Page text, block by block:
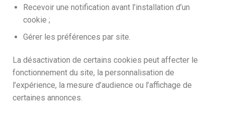
Recevoir une notification avant l’installation d’un
cookie ;
Gérer les préférences par site.
La désactivation de certains cookies peut affecter le
fonctionnement du site, la personnalisation de
l’expérience, la mesure d’audience ou l’affichage de
certaines annonces.